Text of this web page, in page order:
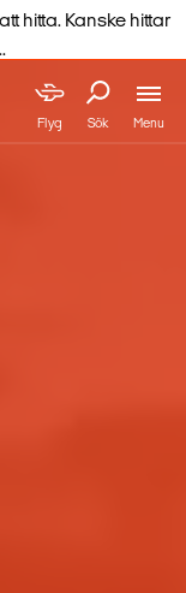
Flyg Sök Menu
hitta. Kanske hittar